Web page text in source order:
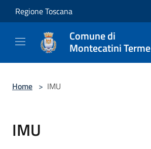
Salta al contenuto principale
Regione Toscana
Comune di
Montecatini Terme
Home > IMU
IMU